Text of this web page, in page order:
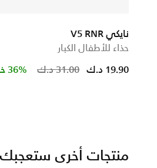
نايكي V5 RNR
حذاء للأطفال الكبار
Price reduced
31.00 د.ك to
19.90 د.ك 36% خصم
منتجات أخرى ستعجبك